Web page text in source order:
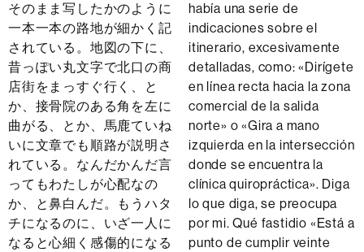
そのまま写したかのように
一本一本の路地が細かく記
されている。地図の下に、
昔っぽい丸文字で北口の商
店街をまっすぐ行く、と
か、接骨院のある角を左に
曲がる、とか、馬鹿ていね
いに文章でも順路が説明さ
れている。なんだかんだ言
ってもわたしが心配なの
か、と鼻白んだ。もうハタ
チになるのに、いざ一人に
なると心細く感傷的になる
había una serie de
indicaciones sobre el
itinerario, excesivamente
detalladas, como: «Dirígete
en línea recta hacia la zona
comercial de la salida
norte» o «Gira a mano
izquierda en la intersección
donde se encuentra la
clínica quiropráctica». Diga
lo que diga, se preocupa
por mi. Qué fastidio «Está a
punto de cumplir veinte